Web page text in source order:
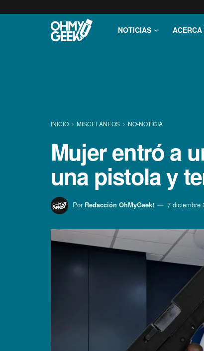
NOTICIAS ACERCA
INICIO MISCELÁNEOS NO-NOTICIA
Mujer entró a
una pistola y
Por Redacción OhMyGeek! 7 diciembre